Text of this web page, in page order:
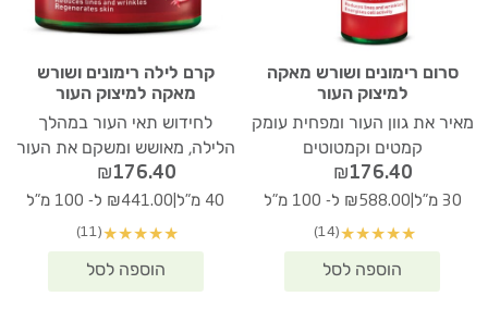
סרום רימונים ושורש מאקה
למיצוק העור
מאיר את גוון העור ומפחית עומק
קמטים וקמטוטים
₪176.40
30 מ"ל ₪588.00 ל- 100 מ"ל
★
★
★
★
★
(14)
קרם לילה רימונים ושורש
מאקה למיצוק העור
לחידוש תאי העור במהלך
הלילה, מאושש ומשקם את העור
₪176.40
40 מ"ל ₪441.00 ל- 100 מ"ל
★
★
★
★
★
(11)